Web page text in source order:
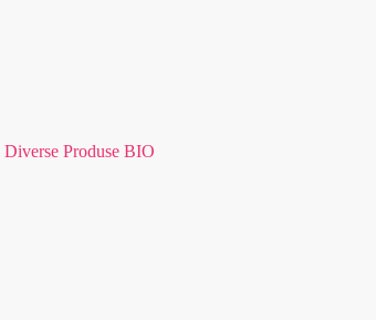
Diverse Produse BIO